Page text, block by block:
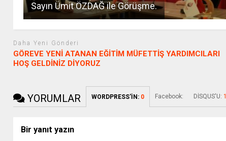
Sayın Ümit ÖZDAĞ ile Görüşme.
Daha Yeni Gönderi
GÖREVE YENİ ATANAN EĞİTİM MÜFETTİŞ YARDIMCILARI
HOŞ GELDİNİZ DİYORUZ
YORUMLAR WORDPRESS'İN: 0 Facebook: DİSQUS'U:1
Bir yanıt yazın